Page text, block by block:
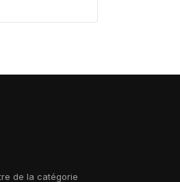
de la catégorie